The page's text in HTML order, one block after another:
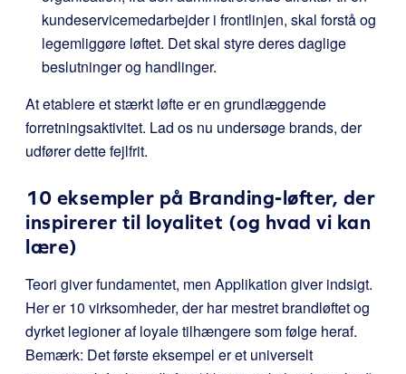
kundeservicemedarbejder i frontlinjen, skal forstå og
legemliggøre løftet. Det skal styre deres daglige
beslutninger og handlinger.
At etablere et stærkt løfte er en grundlæggende
forretningsaktivitet. Lad os nu undersøge brands, der
udfører dette fejlfrit.
10 eksempler på Branding-løfter, der
inspirerer til loyalitet (og hvad vi kan
lære)
Teori giver fundamentet, men Applikation giver indsigt.
Her er 10 virksomheder, der har mestret brandløftet og
dyrket legioner af loyale tilhængere som følge heraf.
Bemærk: Det første eksempel er et universelt